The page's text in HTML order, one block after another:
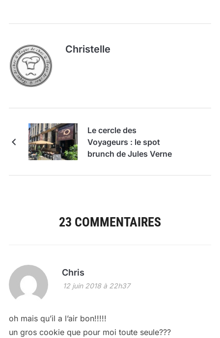
Christelle
Le cercle des
Voyageurs : le spot
brunch de Jules Verne
23 COMMENTAIRES
Chris
12 juin 2018 à 22h37
oh mais qu’il a l’air bon!!!!!
un gros cookie que pour moi toute seule???